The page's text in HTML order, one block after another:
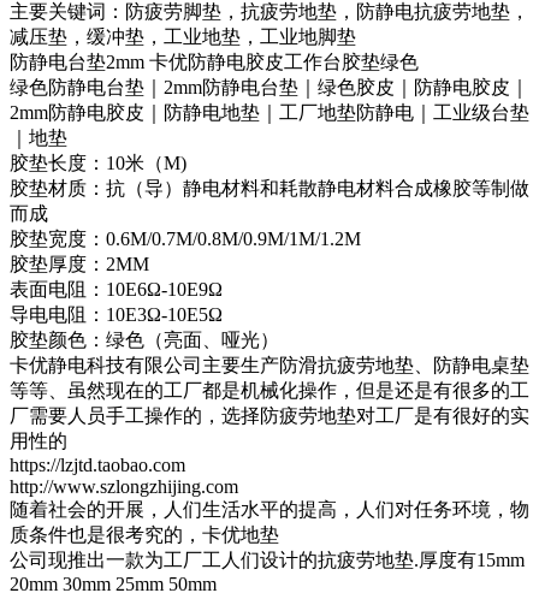
主要关键词：防疲劳脚垫，抗疲劳地垫，防静电抗疲劳地垫，
减压垫，缓冲垫，工业地垫，工业地脚垫
防静电台垫2mm 卡优防静电胶皮工作台胶垫绿色
绿色防静电台垫｜2mm防静电台垫｜绿色胶皮｜防静电胶皮｜
2mm防静电胶皮｜防静电地垫｜工厂地垫防静电｜工业级台垫
｜地垫
胶垫长度：10米（M)
胶垫材质：抗（导）静电材料和耗散静电材料合成橡胶等制做
而成
胶垫宽度：0.6M/0.7M/0.8M/0.9M/1M/1.2M
胶垫厚度：2MM
表面电阻：10E6Ω-10E9Ω
导电电阻：10E3Ω-10E5Ω
胶垫颜色：绿色（亮面、哑光）
卡优静电科技有限公司主要生产防滑抗疲劳地垫、防静电桌垫
等等、虽然现在的工厂都是机械化操作，但是还是有很多的工
厂需要人员手工操作的，选择防疲劳地垫对工厂是有很好的实
用性的
https://lzjtd.taobao.com
http://www.szlongzhijing.com
随着社会的开展，人们生活水平的提高，人们对任务环境，物
质条件也是很考究的，卡优地垫
公司现推出一款为工厂工人们设计的抗疲劳地垫.厚度有15mm
20mm 30mm 25mm 50mm